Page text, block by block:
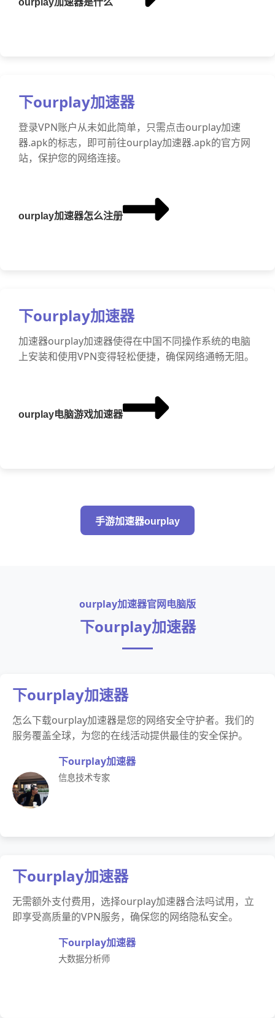
ourplay加速器是什么
下ourplay加速器
登录VPN账户从未如此简单，只需点击ourplay加速
器.apk的标志，即可前往ourplay加速器.apk的官方网
站，保护您的网络连接。
ourplay加速器怎么注册
下ourplay加速器
加速器ourplay加速器使得在中国不同操作系统的电脑
上安装和使用VPN变得轻松便捷，确保网络通畅无阻。
ourplay电脑游戏加速器
手游加速器ourplay
ourplay加速器官网电脑版
下ourplay加速器
下ourplay加速器
怎么下载ourplay加速器是您的网络安全守护者。我们的
服务覆盖全球，为您的在线活动提供最佳的安全保护。
下ourplay加速器
信息技术专家
下ourplay加速器
无需额外支付费用，选择ourplay加速器合法吗试用，立
即享受高质量的VPN服务，确保您的网络隐私安全。
下ourplay加速器
大数据分析师